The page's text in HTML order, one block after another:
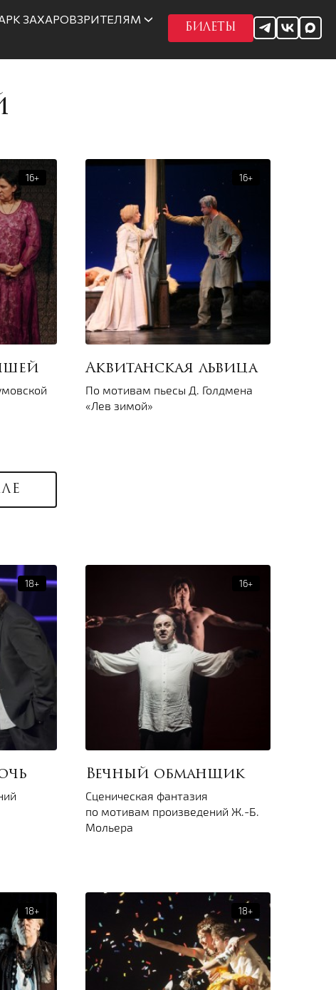
ЗАХАРОВЗРИТЕЛЯМ
БИЛЕТЫ
Аквитанская львица
По мотивам пьесы Д. Голдмена
«Лев зимой»
Вечный обманщик
Сценическая фантазия
по мотивам произведений Ж.-Б.
Мольера